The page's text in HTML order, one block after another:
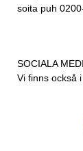
soita puh
SOCIALA
Vi finns också